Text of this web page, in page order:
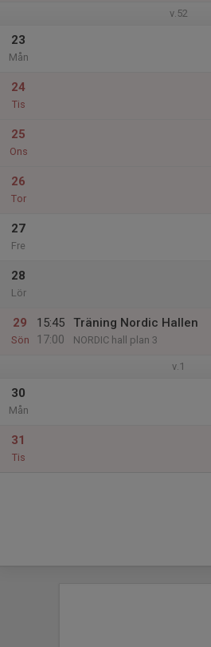
v.52
23
Mån
24
Tis
25
Ons
26
Tor
27
Fre
28
Lör
29
Sön
15:45
17:00
Träning Nordic Hallen
NORDIC hall plan 3
v.1
30
Mån
31
Tis